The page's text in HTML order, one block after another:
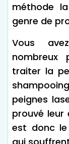
méthode
genre de
Vous
nombreux
traiter la
peignes
prouvé leur
est donc